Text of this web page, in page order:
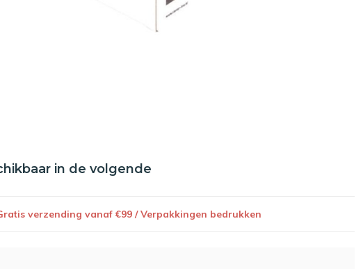
in de volgende
verzending vanaf €99 / Verpakkingen bedrukken